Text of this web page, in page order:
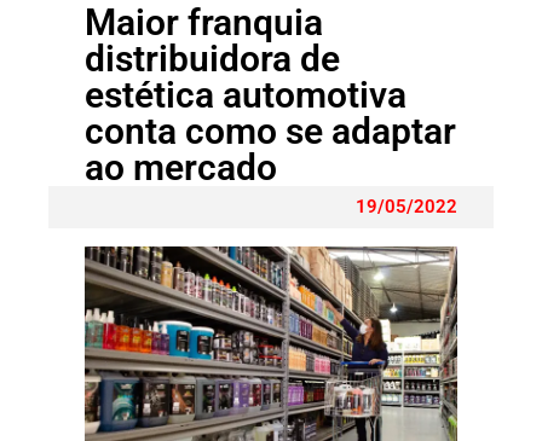
Maior franquia
distribuidora de
estética automotiva
conta como se adaptar
ao mercado
19/05/2022